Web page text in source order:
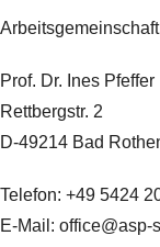
Prof. Dr. Ines Pfeffer
Rettbergstr. 2
D-49214 Bad
Telefon: +49 5424
E-Mail: